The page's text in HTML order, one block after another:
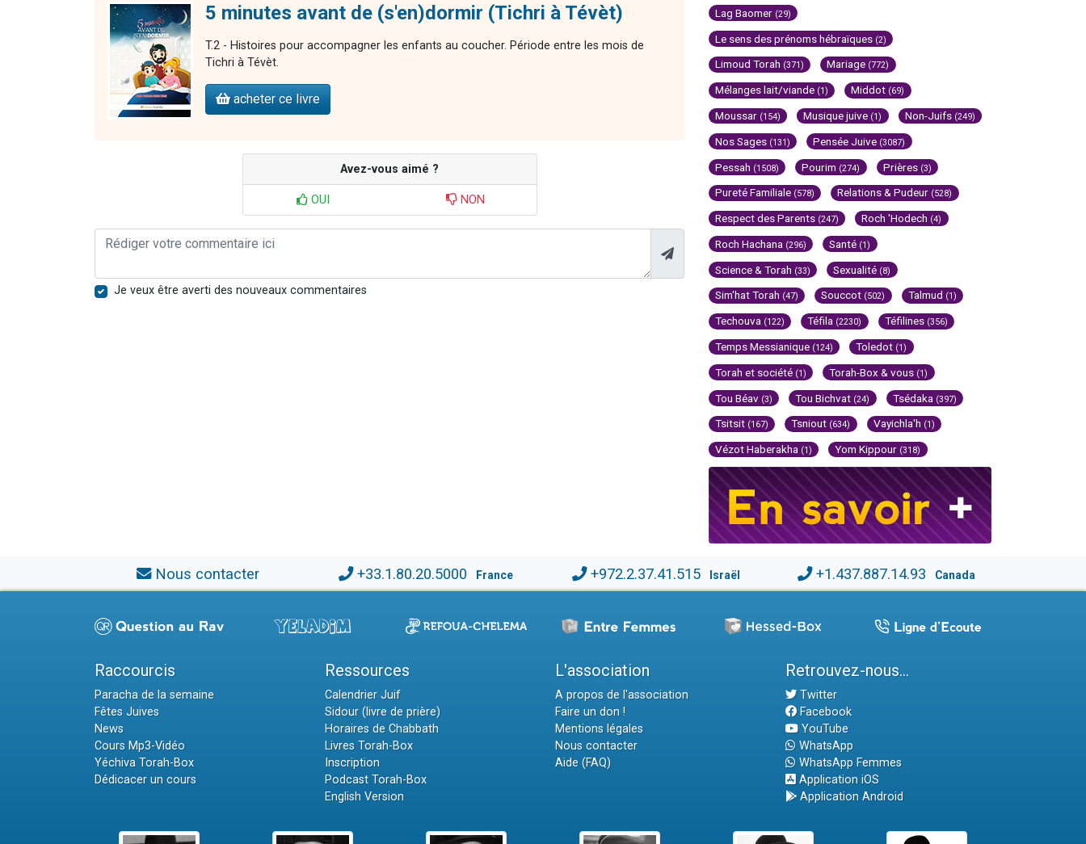
5 minutes avant de (s'en)dormir (Tichri à Tévèt)
T.2 - Histoires pour accompagner les enfants au coucher. Période entre les mois de
Tichri à Tévèt.
acheter ce livre
Avez-vous aimé ?
OUI NON
Je veux être averti des nouveaux commentaires
Lag Baomer (29)
Le sens des prénoms hébraïques (2)
Limoud Torah (371) Mariage (772)
Mélanges lait/viande (1) Middot (69)
Moussar (154) Musique juive (1) Non-Juifs (249)
Nos Sages (131) Pensée Juive (3087)
Pessah (1508) Pourim (274) Prières (3)
Pureté Familiale (578) Relations & Pudeur (528)
Respect des Parents (247) Roch 'Hodech (4)
Roch Hachana (296) Santé (1)
Science & Torah (33) Sexualité (8)
Sim'hat Torah (47) Souccot (502) Talmud (1)
Techouva (122) Téfila (2230) Téfilines (356)
Temps Messianique (124) Toledot (1)
Torah et société (1) Torah-Box & vous (1)
Tou Béav (3) Tou Bichvat (24) Tsédaka (397)
Tsitsit (167) Tsniout (634) Vayichla'h (1)
Vézot Haberakha (1) Yom Kippour (318)
Nous contacter +33.1.80.20.5000 France +972.2.37.41.515 Israël +1.437.887.14.93 Canada
Raccourcis
Paracha de la semaine
Fêtes Juives
News
Cours Mp3-Vidéo
Yéchiva Torah-Box
Dédicacer un cours
Ressources
Calendrier Juif
Sidour (livre de prière)
Horaires de Chabbath
Livres Torah-Box
Inscription
Podcast Torah-Box
English Version
L'association
A propos de l'association
Faire un don !
Mentions légales
Nous contacter
Aide (FAQ)
Retrouvez-nous...
Twitter
Facebook
YouTube
WhatsApp
WhatsApp Femmes
Application iOS
Application Android